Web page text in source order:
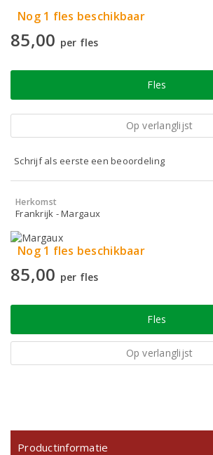
Nog 1 fles beschikbaar
85,00 per fles
Fles
Op verlanglijst
Schrijf als eerste een beoordeling
Herkomst
Frankrijk - Margaux
Nog 1 fles beschikbaar
85,00 per fles
Fles
Op verlanglijst
Productinformatie